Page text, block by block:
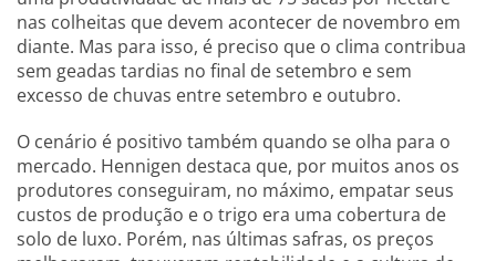
nas colheitas que devem acontecer de novembro em
diante. Mas para isso, é preciso que o clima contribua
sem geadas tardias no final de setembro e sem
excesso de chuvas entre setembro e outubro.
O cenário é positivo também quando se olha para o
mercado. Hennigen destaca que, por muitos anos os
produtores conseguiram, no máximo, empatar seus
custos de produção e o trigo era uma cobertura de
solo de luxo. Porém, nas últimas safras, os preços